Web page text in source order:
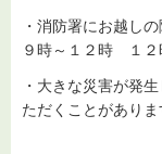
・消防署にお越し
９時～１２時 １２
・大きな災害が発
ただくことがあり